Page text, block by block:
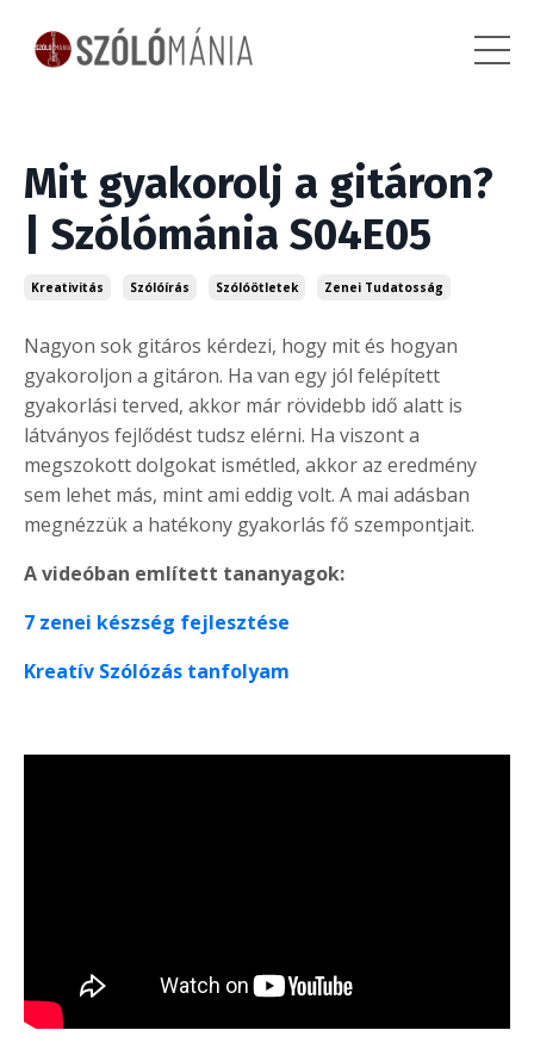
Mit gyakorolj a gitáron?
| Szólómánia S04E05
Kreativitás Szólóírás Szólóötletek Zenei Tudatosság
Nagyon sok gitáros kérdezi, hogy mit és hogyan
gyakoroljon a gitáron. Ha van egy jól felépített
gyakorlási terved, akkor már rövidebb idő alatt is
látványos fejlődést tudsz elérni. Ha viszont a
megszokott dolgokat ismétled, akkor az eredmény
sem lehet más, mint ami eddig volt. A mai adásban
megnézzük a hatékony gyakorlás fő szempontjait.
A videóban említett tananyagok:
7 zenei készség fejlesztése
Kreatív Szólózás tanfolyam